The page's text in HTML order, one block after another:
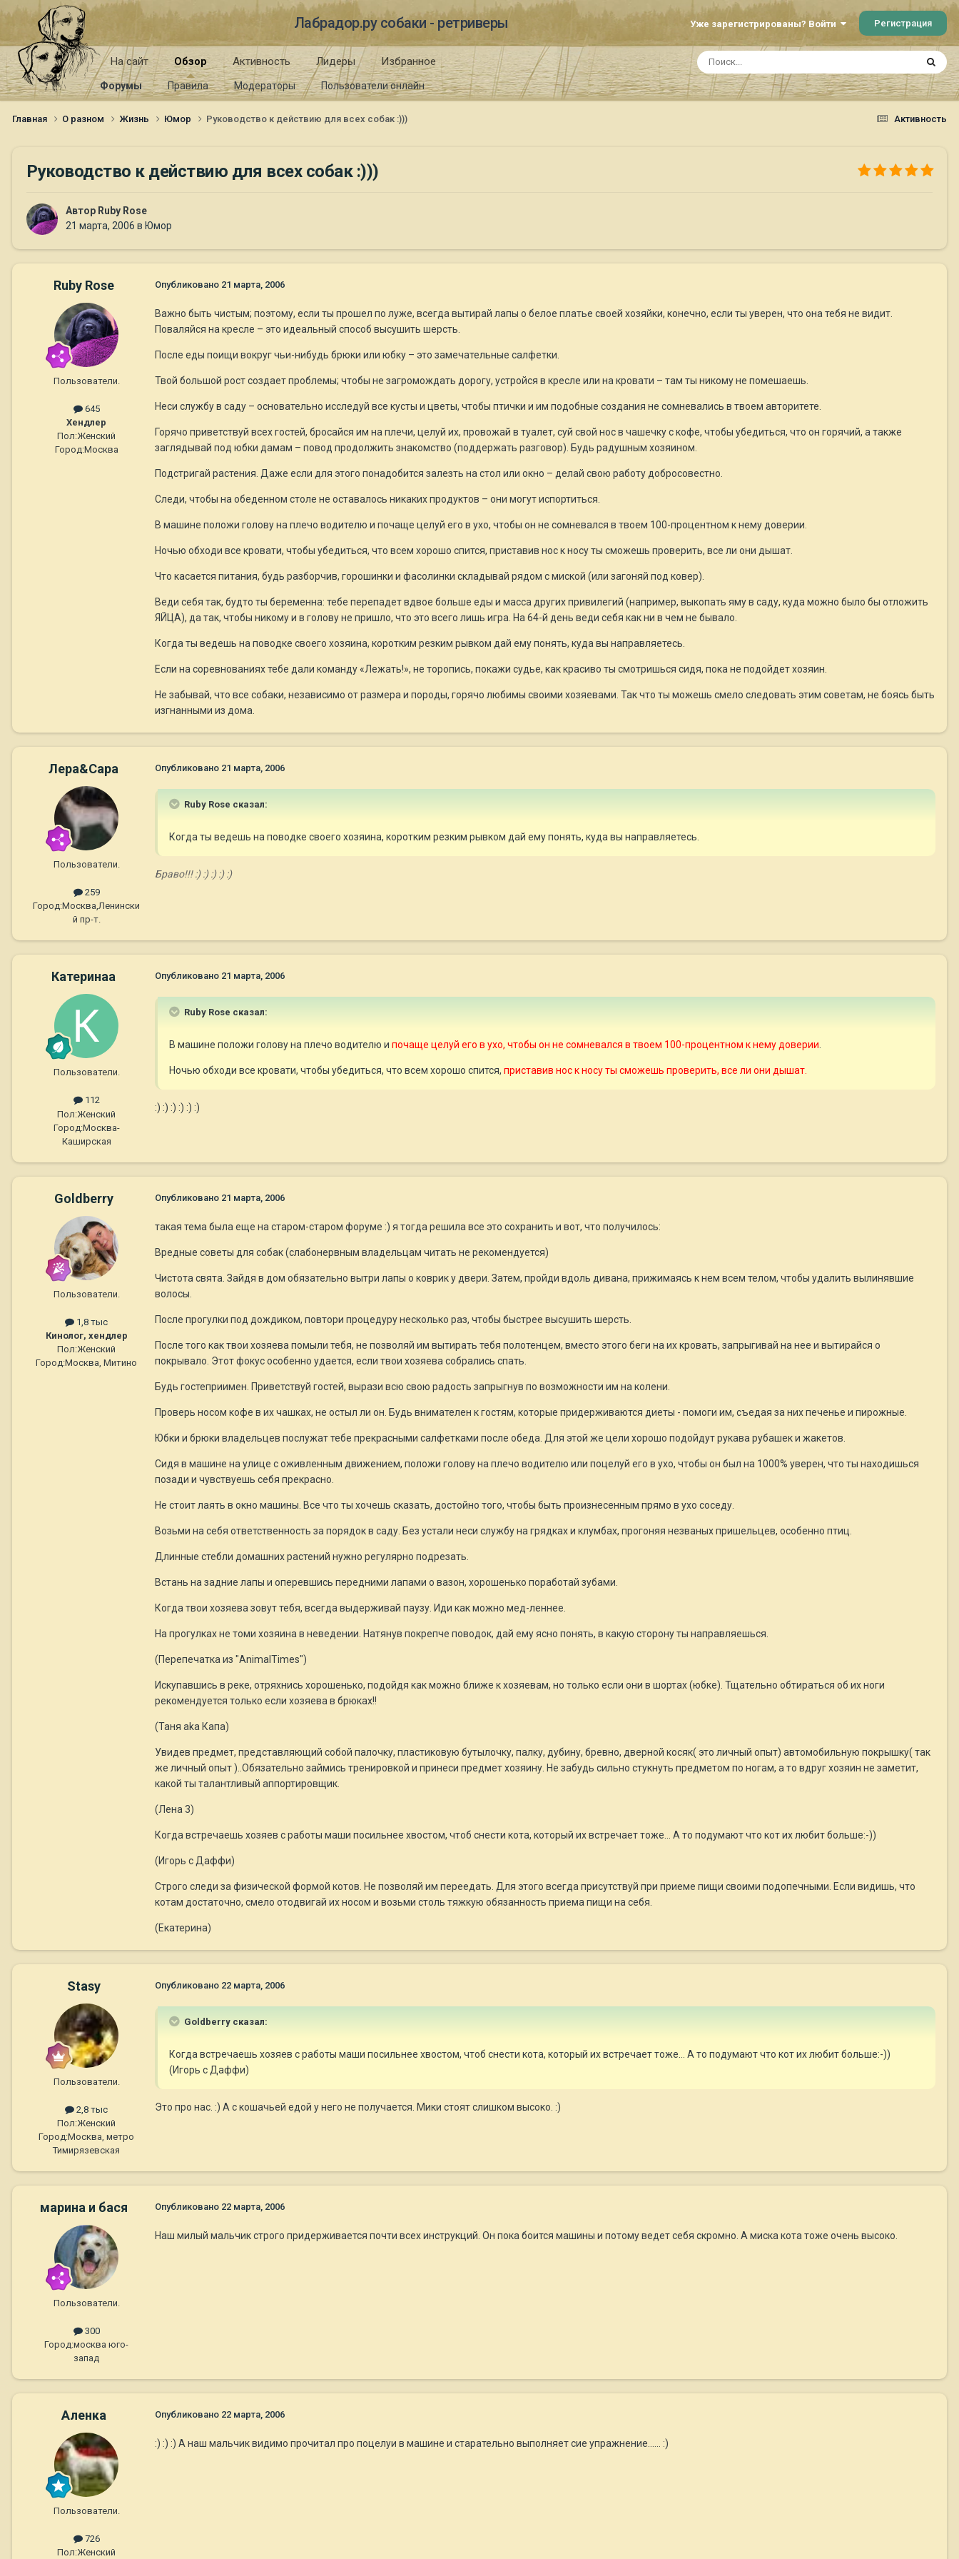
Лабрадор.ру собаки - ретриверы Уже зарегистрированы? Войти Регистрация
На сайт Обзор
Форумы Правила Модераторы Пользователи онлайн
Активность Лидеры Избранное
Активность
Главная О разном Жизнь Юмор Руководство к действию для всех собак :)))
Руководство к действию для всех собак :)))
Автор Ruby Rose
21 марта, 2006 в Юмор
Ruby Rose
Пользователи.
645
Хендлер
Пол:Женский
Город:Москва
Опубликовано 21 марта, 2006
Важно быть чистым; поэтому, если ты прошел по луже, всегда вытирай лапы о белое платье своей хозяйки, конечно, если ты уверен, что она тебя не видит.
Поваляйся на кресле – это идеальный способ высушить шерсть.
После еды поищи вокруг чьи-нибудь брюки или юбку – это замечательные салфетки.
Твой большой рост создает проблемы; чтобы не загромождать дорогу, устройся в кресле или на кровати – там ты никому не помешаешь.
Неси службу в саду – основательно исследуй все кусты и цветы, чтобы птички и им подобные создания не сомневались в твоем авторитете.
Горячо приветствуй всех гостей, бросайся им на плечи, целуй их, провожай в туалет, суй свой нос в чашечку с кофе, чтобы убедиться, что он горячий, а также
заглядывай под юбки дамам – повод продолжить знакомство (поддержать разговор). Будь радушным хозяином.
Подстригай растения. Даже если для этого понадобится залезть на стол или окно – делай свою работу добросовестно.
Следи, чтобы на обеденном столе не оставалось никаких продуктов – они могут испортиться.
В машине положи голову на плечо водителю и почаще целуй его в ухо, чтобы он не сомневался в твоем 100-процентном к нему доверии.
Ночью обходи все кровати, чтобы убедиться, что всем хорошо спится, приставив нос к носу ты сможешь проверить, все ли они дышат.
Что касается питания, будь разборчив, горошинки и фасолинки складывай рядом с миской (или загоняй под ковер).
Веди себя так, будто ты беременна: тебе перепадет вдвое больше еды и масса других привилегий (например, выкопать яму в саду, куда можно было бы отложить
ЯЙЦА), да так, чтобы никому и в голову не пришло, что это всего лишь игра. На 64-й день веди себя как ни в чем не бывало.
Когда ты ведешь на поводке своего хозяина, коротким резким рывком дай ему понять, куда вы направляетесь.
Если на соревнованиях тебе дали команду «Лежать!», не торопись, покажи судье, как красиво ты смотришься сидя, пока не подойдет хозяин.
Не забывай, что все собаки, независимо от размера и породы, горячо любимы своими хозяевами. Так что ты можешь смело следовать этим советам, не боясь быть
изгнанными из дома.
Лера&Сара
Пользователи.
259
Город:Москва,Ленински
й пр-т.
Опубликовано 21 марта, 2006
Ruby Rose сказал:
Когда ты ведешь на поводке своего хозяина, коротким резким рывком дай ему понять, куда вы направляетесь.
Браво!!! :) :) :) :) :)
Катеринаа
Пользователи.
112
Пол:Женский
Город:Москва-
Каширская
Опубликовано 21 марта, 2006
Ruby Rose сказал:
В машине положи голову на плечо водителю и почаще целуй его в ухо, чтобы он не сомневался в твоем 100-процентном к нему доверии.
Ночью обходи все кровати, чтобы убедиться, что всем хорошо спится, приставив нос к носу ты сможешь проверить, все ли они дышат.
:) :) :) :) :) :)
Goldberry
Пользователи.
1,8 тыс
Кинолог, хендлер
Пол:Женский
Город:Москва, Митино
Опубликовано 21 марта, 2006
такая тема была еще на старом-старом форуме :) я тогда решила все это сохранить и вот, что получилось:
Вредные советы для собак (слабонервным владельцам читать не рекомендуется)
Чистота свята. Зайдя в дом обязательно вытри лапы о коврик у двери. Затем, пройди вдоль дивана, прижимаясь к нем всем телом, чтобы удалить вылинявшие
волосы.
После прогулки под дождиком, повтори процедуру несколько раз, чтобы быстрее высушить шерсть.
После того как твои хозяева помыли тебя, не позволяй им вытирать тебя полотенцем, вместо этого беги на их кровать, запрыгивай на нее и вытирайся о
покрывало. Этот фокус особенно удается, если твои хозяева собрались спать.
Будь гостеприимен. Приветствуй гостей, вырази всю свою радость запрыгнув по возможности им на колени.
Проверь носом кофе в их чашках, не остыл ли он. Будь внимателен к гостям, которые придерживаются диеты - помоги им, съедая за них печенье и пирожные.
Юбки и брюки владельцев послужат тебе прекрасными салфетками после обеда. Для этой же цели хорошо подойдут рукава рубашек и жакетов.
Сидя в машине на улице с оживленным движением, положи голову на плечо водителю или поцелуй его в ухо, чтобы он был на 1000% уверен, что ты находишься
позади и чувствуешь себя прекрасно.
Не стоит лаять в окно машины. Все что ты хочешь сказать, достойно того, чтобы быть произнесенным прямо в ухо соседу.
Возьми на себя ответственность за порядок в саду. Без устали неси службу на грядках и клумбах, прогоняя незваных пришельцев, особенно птиц.
Длинные стебли домашних растений нужно регулярно подрезать.
Встань на задние лапы и оперевшись передними лапами о вазон, хорошенько поработай зубами.
Когда твои хозяева зовут тебя, всегда выдерживай паузу. Иди как можно мед-леннее.
На прогулках не томи хозяина в неведении. Натянув покрепче поводок, дай ему ясно понять, в какую сторону ты направляешься.
(Перепечатка из "AnimalTimes")
Искупавшись в реке, отряхнись хорошенько, подойдя как можно ближе к хозяевам, но только если они в шортах (юбке). Тщательно обтираться об их ноги
рекомендуется только если хозяева в брюках!!
(Таня aka Капа)
Увидев предмет, представляющий собой палочку, пластиковую бутылочку, палку, дубину, бревно, дверной косяк( это личный опыт) автомобильную покрышку( так
же личный опыт )..Обязательно займись тренировкой и принеси предмет хозяину. Не забудь сильно стукнуть предметом по ногам, а то вдруг хозяин не заметит,
какой ты талантливый аппортировщик.
(Лена 3)
Когда встречаешь хозяев с работы маши посильнее хвостом, чтоб снести кота, который их встречает тоже... А то подумают что кот их любит больше:-))
(Игорь с Даффи)
Строго следи за физической формой котов. Не позволяй им переедать. Для этого всегда присутствуй при приеме пищи своими подопечными. Если видишь, что
котам достаточно, смело отодвигай их носом и возьми столь тяжкую обязанность приема пищи на себя.
(Екатерина)
Stasy
Пользователи.
2,8 тыс
Пол:Женский
Город:Москва, метро
Тимирязевская
Опубликовано 22 марта, 2006
Goldberry сказал:
Когда встречаешь хозяев с работы маши посильнее хвостом, чтоб снести кота, который их встречает тоже... А то подумают что кот их любит больше:-))
(Игорь с Даффи)
Это про нас. :) А с кошачьей едой у него не получается. Мики стоят слишком высоко. :)
марина и бася
Пользователи.
300
Город:москва юго-
запад
Опубликовано 22 марта, 2006
Наш милый мальчик строго придерживается почти всех инструкций. Он пока боится машины и потому ведет себя скромно. А миска кота тоже очень высоко.
Аленка
Пользователи.
726
Пол:Женский
Опубликовано 22 марта, 2006
:) :) :) А наш мальчик видимо прочитал про поцелуи в машине и старательно выполняет сие упражнение...... :)